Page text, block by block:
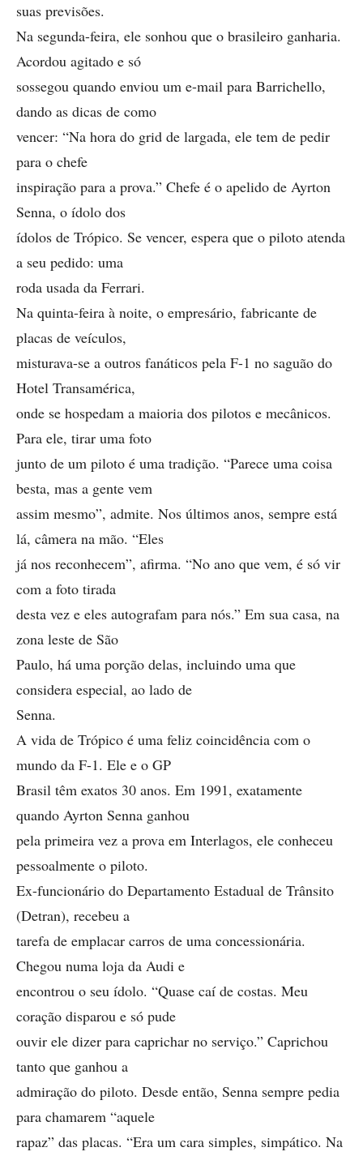
suas previsões.
Na segunda-feira, ele sonhou que o brasileiro ganharia.
Acordou agitado e só
sossegou quando enviou um e-mail para Barrichello,
dando as dicas de como
vencer: “Na hora do grid de largada, ele tem de pedir
para o chefe
inspiração para a prova.” Chefe é o apelido de Ayrton
Senna, o ídolo dos
ídolos de Trópico. Se vencer, espera que o piloto atenda
a seu pedido: uma
roda usada da Ferrari.
Na quinta-feira à noite, o empresário, fabricante de
placas de veículos,
misturava-se a outros fanáticos pela F-1 no saguão do
Hotel Transamérica,
onde se hospedam a maioria dos pilotos e mecânicos.
Para ele, tirar uma foto
junto de um piloto é uma tradição. “Parece uma coisa
besta, mas a gente vem
assim mesmo”, admite. Nos últimos anos, sempre está
lá, câmera na mão. “Eles
já nos reconhecem”, afirma. “No ano que vem, é só vir
com a foto tirada
desta vez e eles autografam para nós.” Em sua casa, na
zona leste de São
Paulo, há uma porção delas, incluindo uma que
considera especial, ao lado de
Senna.
A vida de Trópico é uma feliz coincidência com o
mundo da F-1. Ele e o GP
Brasil têm exatos 30 anos. Em 1991, exatamente
quando Ayrton Senna ganhou
pela primeira vez a prova em Interlagos, ele conheceu
pessoalmente o piloto.
Ex-funcionário do Departamento Estadual de Trânsito
(Detran), recebeu a
tarefa de emplacar carros de uma concessionária.
Chegou numa loja da Audi e
encontrou o seu ídolo. “Quase caí de costas. Meu
coração disparou e só pude
ouvir ele dizer para caprichar no serviço.” Caprichou
tanto que ganhou a
admiração do piloto. Desde então, Senna sempre pedia
para chamarem “aquele
rapaz” das placas. “Era um cara simples, simpático. Na